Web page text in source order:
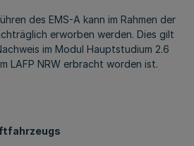
des EMS-A kann im Rahmen der
erworben werden. Dies gilt
im Modul Hauptstudium 2.6
LAFP NRW erbracht worden ist.